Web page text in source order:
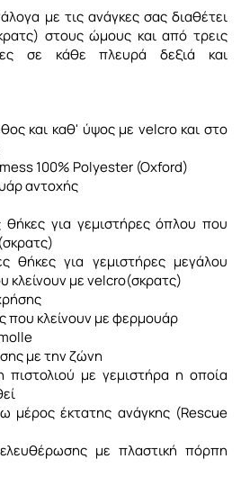
με τις ανάγκες σας διαθέτει
στους ώμους και από τρεις
σε κάθε πλευρά δεξιά και
και καθ' ύψος με velcro και στο
100% Polyester (Oxford)
αντοχής
θήκες για γεμιστήρες όπλου που
θήκες για γεμιστήρες μεγάλου
κλείνουν με velcro(σκρατς)
που κλείνουν με φερμουάρ
με την ζώνη
πιστολιού με γεμιστήρα η οποία
μέρος έκτατης ανάγκης (Rescue
με πλαστική πόρπη